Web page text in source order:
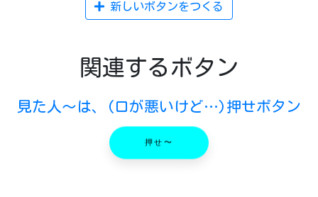
新しいボタンをつくる
関連するボタン
見た人〜は、(口が悪いけど…)押せボタン
押せ〜